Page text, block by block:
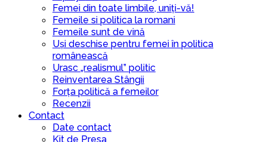
Femei din toate limbile, uniți-vă!
Femeile si politica la romani
Femeile sunt de vină
Uși deschise pentru femei în politica
românească
Urasc „realismul” politic
Reinventarea Stângii
Forța politică a femeilor
Recenzii
Contact
Date contact
Kit de Presa